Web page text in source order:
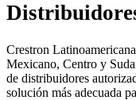
Crestron
Mexicano, Centro y
de distribuidores
solución más adecuada